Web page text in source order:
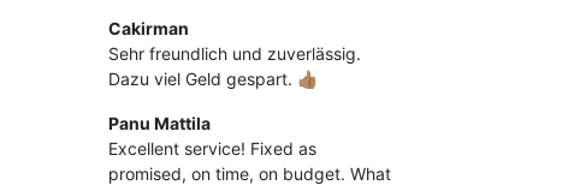
Cakirman
Sehr freundlich und zuverlässig.
Dazu viel Geld gespart. 👍🏽
Panu Mattila
Excellent service! Fixed as
promised, on time, on budget. What